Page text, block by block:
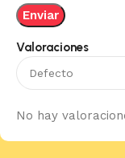
Valoraciones
No hay